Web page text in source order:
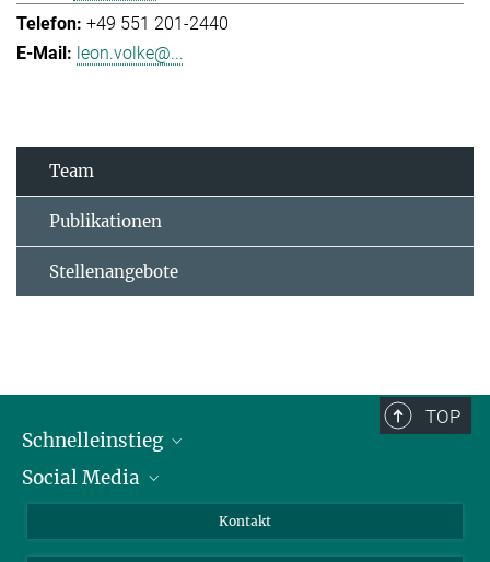
+49 551 201-2440
leon.volke@...
Team
Publikationen
Stellenangebote
TOP
Schnelleinstieg
Alumni
Social Media
Kontakt